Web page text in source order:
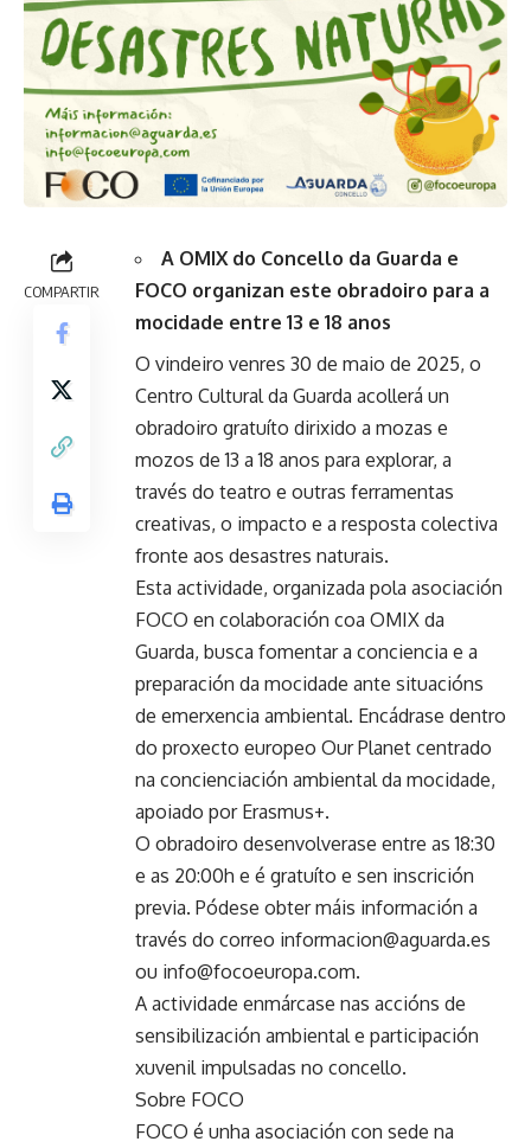
COMPARTIR
A OMIX do Concello da Guarda e
FOCO organizan este obradoiro para a
mocidade entre 13 e 18 anos
O vindeiro venres 30 de maio de 2025, o
Centro Cultural da Guarda acollerá un
obradoiro gratuíto dirixido a mozas e
mozos de 13 a 18 anos para explorar, a
través do teatro e outras ferramentas
creativas, o impacto e a resposta colectiva
fronte aos desastres naturais.
Esta actividade, organizada pola asociación
FOCO en colaboración coa OMIX da
Guarda, busca fomentar a conciencia e a
preparación da mocidade ante situacións
de emerxencia ambiental. Encádrase dentro
do proxecto europeo Our Planet centrado
na concienciación ambiental da mocidade,
apoiado por Erasmus+.
O obradoiro desenvolverase entre as 18:30
e as 20:00h e é gratuíto e sen inscrición
previa. Pódese obter máis información a
través do correo informacion@aguarda.es
ou info@focoeuropa.com.
A actividade enmárcase nas accións de
sensibilización ambiental e participación
xuvenil impulsadas no concello.
Sobre FOCO
FOCO é unha asociación con sede na